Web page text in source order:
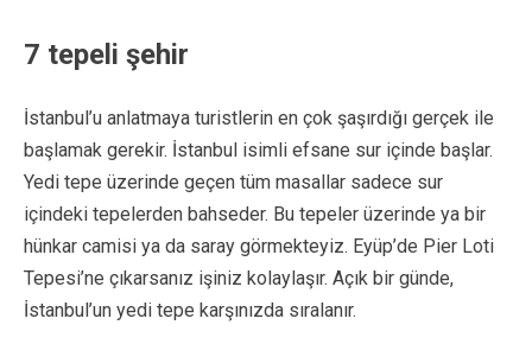
7 tepeli şehir
İstanbul’u anlatmaya turistlerin en çok şaşırdığı gerçek ile
başlamak gerekir. İstanbul isimli efsane sur içinde başlar.
Yedi tepe üzerinde geçen tüm masallar sadece sur
içindeki tepelerden bahseder. Bu tepeler üzerinde ya bir
hünkar camisi ya da saray görmekteyiz. Eyüp’de Pier Loti
Tepesi’ne çıkarsanız işiniz kolaylaşır. Açık bir günde,
İstanbul’un yedi tepe karşınızda sıralanır.